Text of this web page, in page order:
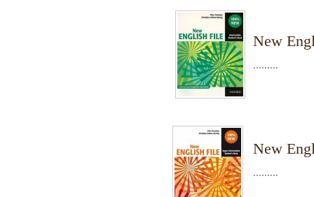
New
.........
New
.........